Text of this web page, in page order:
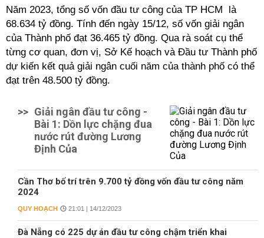
Năm 2023, tổng số vốn đầu tư công của TP HCM là
68.634 tỷ đồng. Tính đến ngày 15/12, số vốn giải ngân
của Thành phố đạt 36.465 tỷ đồng. Qua rà soát cụ thể
từng cơ quan, đơn vị, Sở Kế hoạch và Đầu tư Thành phố
dự kiến kết quả giải ngân cuối năm của thành phố có thể
đạt trên 48.500 tỷ đồng.
>> Giải ngân đầu tư công -
Bài 1: Dồn lực chặng đua
nước rút đường Lương
Định Của
Cần Thơ bố trí trên 9.700 tỷ đồng vốn đầu tư công năm
2024
QUY HOẠCH 21:01 | 14/12/2023
Đà Nẵng có 225 dự án đầu tư công chậm triển khai